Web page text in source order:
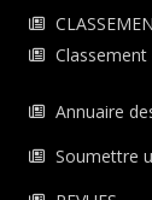
Classement
Annuaire
Soumettre